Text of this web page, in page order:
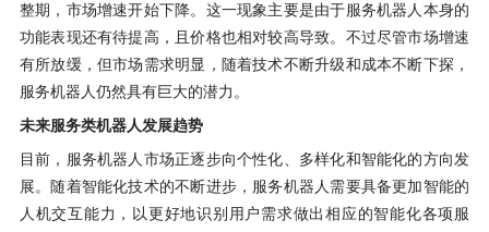
整期，市场增速开始下降。这一现象主要是由于服务机器人本身的
功能表现还有待提高，且价格也相对较高导致。不过尽管市场增速
有所放缓，但市场需求明显，随着技术不断升级和成本不断下探，
服务机器人仍然具有巨大的潜力。
未来服务类机器人发展趋势
目前，服务机器人市场正逐步向个性化、多样化和智能化的方向发
展。随着智能化技术的不断进步，服务机器人需要具备更加智能的
人机交互能力，以更好地识别用户需求做出相应的智能化各项服